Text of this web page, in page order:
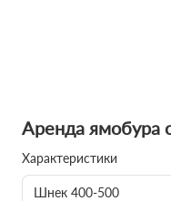
Аренда ямобура
Характеристики
Шнек 400-500